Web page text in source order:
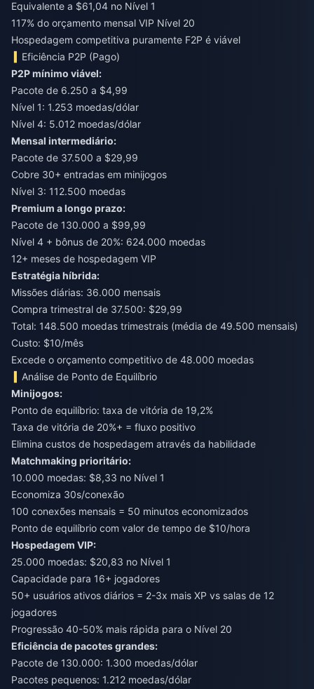
Equivalente a $61,04 no Nível 1
117% do orçamento mensal VIP Nível 20
Hospedagem competitiva puramente F2P é viável
Eficiência P2P (Pago)
P2P mínimo viável:
Pacote de 6.250 a $4,99
Nível 1: 1.253 moedas/dólar
Nível 4: 5.012 moedas/dólar
Mensal intermediário:
Pacote de 37.500 a $29,99
Cobre 30+ entradas em minijogos
Nível 3: 112.500 moedas
Premium a longo prazo:
Pacote de 130.000 a $99,99
Nível 4 + bônus de 20%: 624.000 moedas
12+ meses de hospedagem VIP
Estratégia híbrida:
Missões diárias: 36.000 mensais
Compra trimestral de 37.500: $29,99
Total: 148.500 moedas trimestrais (média de 49.500 mensais)
Custo: $10/mês
Excede o orçamento competitivo de 48.000 moedas
Análise de Ponto de Equilíbrio
Minijogos:
Ponto de equilíbrio: taxa de vitória de 19,2%
Taxa de vitória de 20%+ = fluxo positivo
Elimina custos de hospedagem através da habilidade
Matchmaking prioritário:
10.000 moedas: $8,33 no Nível 1
Economiza 30s/conexão
100 conexões mensais = 50 minutos economizados
Ponto de equilíbrio com valor de tempo de $10/hora
Hospedagem VIP:
25.000 moedas: $20,83 no Nível 1
Capacidade para 16+ jogadores
50+ usuários ativos diários = 2-3x mais XP vs salas de 12
jogadores
Progressão 40-50% mais rápida para o Nível 20
Eficiência de pacotes grandes:
Pacote de 130.000: 1.300 moedas/dólar
Pacotes pequenos: 1.212 moedas/dólar